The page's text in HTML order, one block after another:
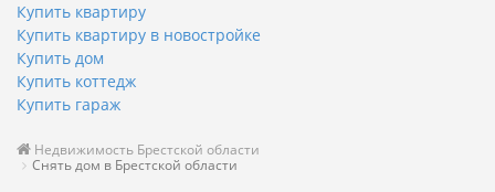
Купить квартиру
Купить квартиру в новостройке
Купить дом
Купить коттедж
Купить гараж
Недвижимость Брестской области
Снять дом в Брестской области